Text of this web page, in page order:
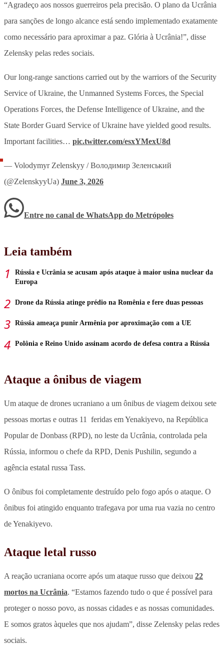
“Agradeço aos nossos guerreiros pela precisão. O plano da Ucrânia
para sanções de longo alcance está sendo implementado exatamente
como necessário para aproximar a paz. Glória à Ucrânia!”, disse
Zelensky pelas redes sociais.
Our long-range sanctions carried out by the warriors of the Security
Service of Ukraine, the Unmanned Systems Forces, the Special
Operations Forces, the Defense Intelligence of Ukraine, and the
State Border Guard Service of Ukraine have yielded good results.
Important facilities… pic.twitter.com/esxYMexU8d
— Volodymyr Zelenskyy / Володимир Зеленський
(@ZelenskyyUa) June 3, 2026
Entre no canal de WhatsApp do Metrópoles
Leia também
Rússia e Ucrânia se acusam após ataque à maior usina nuclear da
Europa
Drone da Rússia atinge prédio na Romênia e fere duas pessoas
Rússia ameaça punir Armênia por aproximação com a UE
Polônia e Reino Unido assinam acordo de defesa contra a Rússia
Ataque a ônibus de viagem
Um ataque de drones ucraniano a um ônibus de viagem deixou sete
pessoas mortas e outras 11 feridas em Yenakiyevo, na República
Popular de Donbass (RPD), no leste da Ucrânia, controlada pela
Rússia, informou o chefe da RPD, Denis Pushilin, segundo a
agência estatal russa Tass.
O ônibus foi completamente destruído pelo fogo após o ataque. O
ônibus foi atingido enquanto trafegava por uma rua vazia no centro
de Yenakiyevo.
Ataque letal russo
A reação ucraniana ocorre após um ataque russo que deixou 22
mortos na Ucrânia. “Estamos fazendo tudo o que é possível para
proteger o nosso povo, as nossas cidades e as nossas comunidades.
E somos gratos àqueles que nos ajudam”, disse Zelensky pelas redes
sociais.